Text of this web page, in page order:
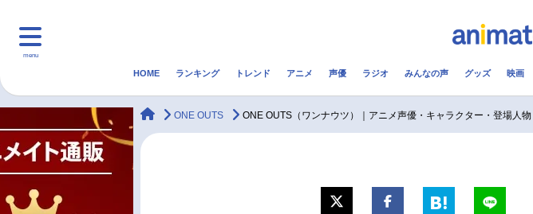
menu
マンガ・ラノベ
アニメ映画一覧
HOME ランキング トレンド アニメ 声優 ラジオ みんなの声 グッズ 映画
animateTimes
ONE OUTS ONE OUTS（ワンナウツ）｜アニメ声優・キャラクター・登場人